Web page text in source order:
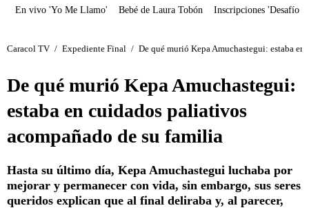
En vivo 'Yo Me Llamo' Bebé de Laura Tobón Inscripciones 'Desafío'
Caracol TV / Expediente Final / De qué murió Kepa Amuchastegui: estaba
De qué murió Kepa Amuchastegui:
estaba en cuidados paliativos
acompañado de su familia
Hasta su último día, Kepa Amuchastegui luchaba por
mejorar y permanecer con vida, sin embargo, sus seres
queridos explican que al final deliraba y, al parecer,